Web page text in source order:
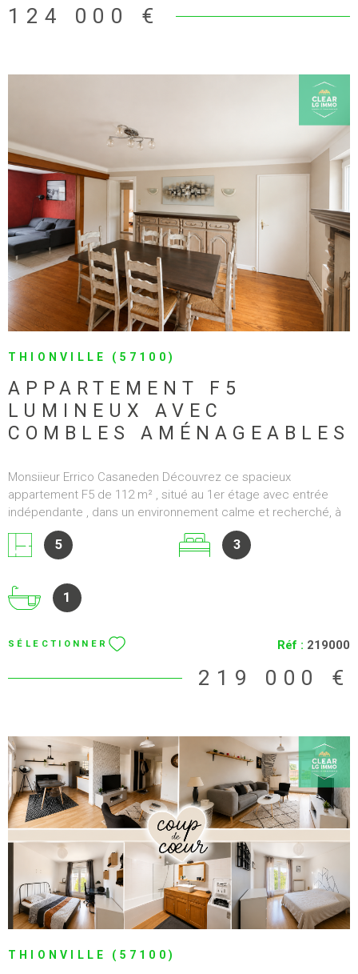
d'un agréable salon-séjour ouvrant sur un balcon d'environ 7
m², d'une cuisine, d'une chambre confortable ainsi que d'une
dans le lot. Son emplacement est un véritable atout : À
seulement 10 minutes à pied de la gare SNCF. Accès rapide
aux autoroutes vers Metz et le Luxembourg. Arrêt de bus au
pied de la résidence. Commerces, pharmacie, boulangerie,
médecins, salle multisports, hôpital et école de la Providence
accessibles à quelques minutes à pied. Un appartement idéal
pour un premier achat, un pied-à-terre ou un investissement
locatif. Pour plus d'informations ou organiser une visite,
n'hésitez pas à nous contacter.
124 000 €
THIONVILLE (57100)
APPARTEMENT F5
LUMINEUX AVEC
COMBLES AMÉNAGEABLES
Monsiieur Errico Casaneden Découvrez ce spacieux
appartement F5 de 112 m² , situé au 1er étage avec entrée
indépendante , dans un environnement calme et recherché, à
proximité du Château de Volkrange, de l'A31 et de la frontière
luxembourgeoise. Il se compose d'un vaste salon-séjour
d'une salle de bain, d'un dressing ainsi que de plusieurs
espaces de rangement. Son principal atout : 120 m² de
possibilités d'aménagement selon vos besoins et vos envies.
Chauffage individuel au gaz avec chaudière récemment
révisée. Aucune charge de copropriété. Deux places de
stationnement sont utilisées devant le logement. Un bien
Entrée indépendante 112 m² habitables 3 chambres Combles
aménageables de 120 m² Aucune charge de copropriété
Chauffage individuel gaz Secteur calme Proche Luxembourg
et A31
5 3
1
SÉLECTIONNER Réf : 219000
219 000 €
VOIR LE BIEN
THIONVILLE (57100)
VOIR LE BIEN